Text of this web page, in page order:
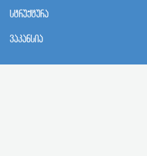
სტრუქტურა
ვაკანსია